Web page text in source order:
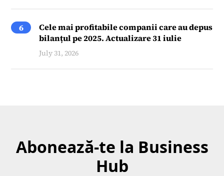
6
Cele mai profitabile companii care au depus
bilanțul pe 2025. Actualizare 31 iulie
July 31, 2026
Abonează-te la Business
Hub